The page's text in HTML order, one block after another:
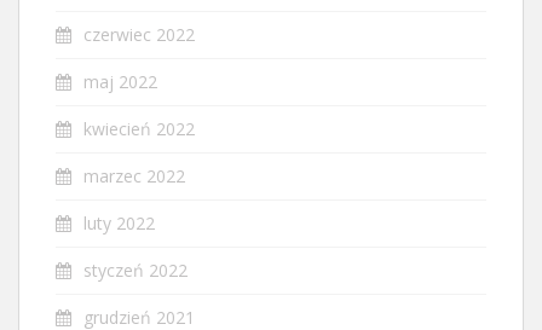
czerwiec 2022
maj 2022
kwiecień 2022
marzec 2022
luty 2022
styczeń 2022
grudzień 2021